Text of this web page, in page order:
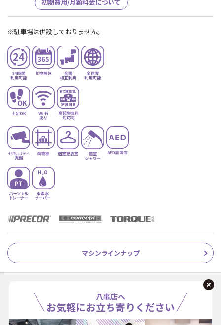
初期費用/月額料金について
※駐車場は併設しておりません。
マシンラインナップ
八事店へ
お気軽にお立ち寄りください